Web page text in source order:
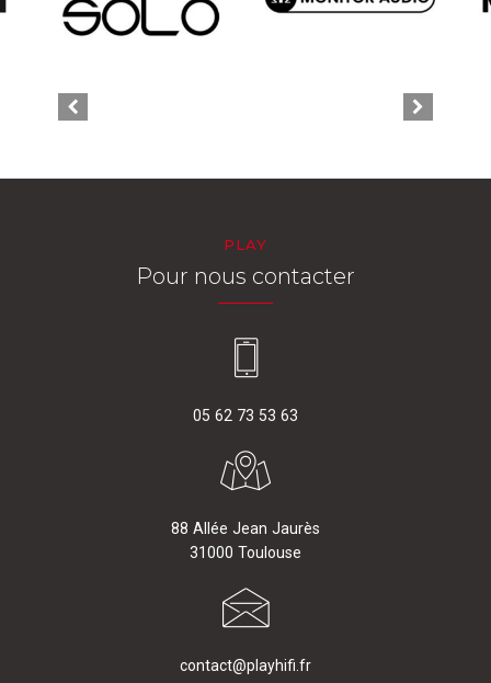
PLAY
Pour nous contacter
05 62 73 53 63
88 Allée Jean Jaurès
31000 Toulouse
contact@playhifi.fr